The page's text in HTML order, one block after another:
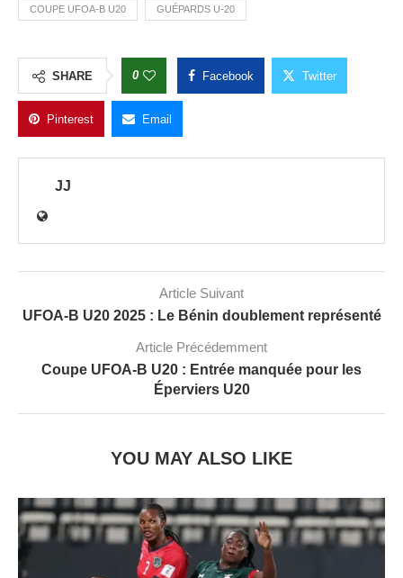
COUPE UFOA-B U20 GUÉPARDS U-20
SHARE 0 Facebook Twitter
Pinterest Email
JJ
Article Suivant
UFOA‑B U20 2025 : Le Bénin doublement représenté
Article Précédemment
Coupe UFOA-B U20 : Entrée manquée pour les
Éperviers U20
YOU MAY ALSO LIKE